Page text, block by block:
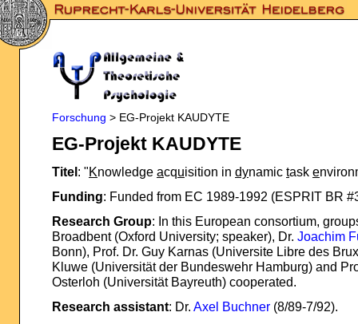
Forschung > EG-Projekt KAUDYTE
EG-Projekt KAUDYTE
Titel: "Knowledge acquisition in dynamic task e
Funding: Funded from EC 1989-1992 (ESPRIT BR
Research Group: In this European consortium,
Broadbent (Oxford University; speaker), Dr. Joachim
Bonn), Prof. Dr. Guy Karnas (Universite Libre des
Kluwe (Universität der Bundeswehr Hamburg) and
Osterloh (Universität Bayreuth) cooperated.
Research assistant: Dr. Axel Buchner (8/89-7/92).